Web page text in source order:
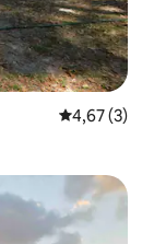
4,67 de
4,67 (3)